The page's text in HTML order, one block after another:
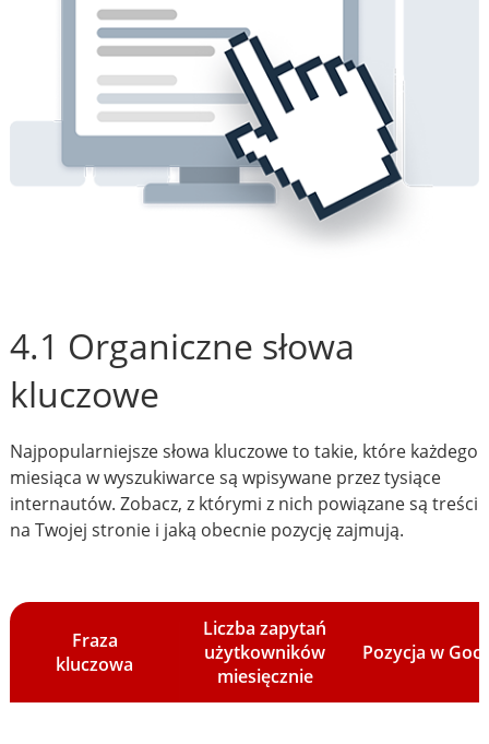
4.1 Organiczne słowa
kluczowe
Najpopularniejsze słowa kluczowe to takie, które każdego
miesiąca w wyszukiwarce są wpisywane przez tysiące
internautów. Zobacz, z którymi z nich powiązane są treści
na Twojej stronie i jaką obecnie pozycję zajmują.
Fraza
kluczowa
Liczba zapytań
użytkowników
miesięcznie
Pozycja w